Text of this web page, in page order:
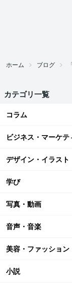
ホーム ブログ
カテゴリ一覧
コラム
ビジネス・マーケテ
デザイン・イラスト
学び
写真・動画
音声・音楽
美容・ファッション
小説